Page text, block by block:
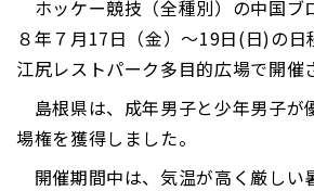
ホッケー競技（全種別）の中国ブ
８年７月17日（金）～19日(日)の日
江尻レストパーク多目的広場で開催
島根県は、成年男子と少年男子が
場権を獲得しました。
開催期間中は、気温が高く厳しい